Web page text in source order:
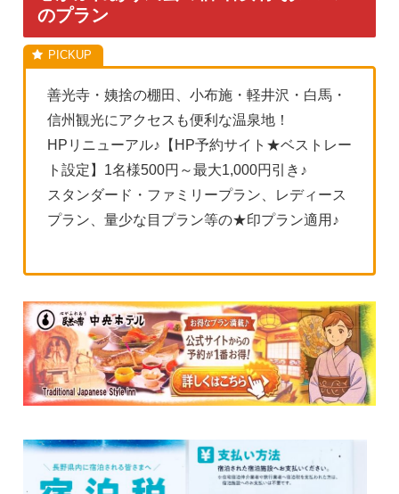
のプラン
善光寺・姨捨の棚田、小布施・軽井沢・白馬・
信州観光にアクセスも便利な温泉地！
HPリニューアル♪【HP予約サイト★ベストレー
ト設定】1名様500円～最大1,000円引き♪
スタンダード・ファミリープラン、レディース
プラン、量少な目プラン等の★印プラン適用♪